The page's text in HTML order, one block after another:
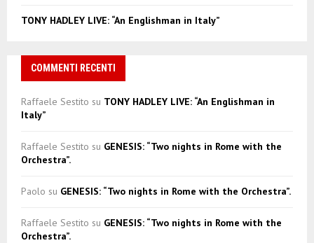
TONY HADLEY LIVE: “An Englishman in Italy”
COMMENTI RECENTI
Raffaele Sestito su TONY HADLEY LIVE: “An Englishman in
Italy”
Raffaele Sestito su GENESIS: “Two nights in Rome with the
Orchestra”.
Paolo su GENESIS: “Two nights in Rome with the Orchestra”.
Raffaele Sestito su GENESIS: “Two nights in Rome with the
Orchestra”.